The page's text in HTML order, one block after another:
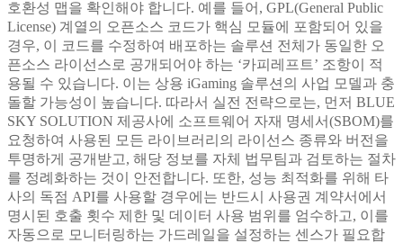
호환성 맵을 확인해야 합니다. 예를 들어, GPL(General Public
License) 계열의 오픈소스 코드가 핵심 모듈에 포함되어 있을
경우, 이 코드를 수정하여 배포하는 솔루션 전체가 동일한 오
픈소스 라이선스로 공개되어야 하는 ‘카피레프트’ 조항이 적
용될 수 있습니다. 이는 상용 iGaming 솔루션의 사업 모델과 충
돌할 가능성이 높습니다. 따라서 실전 전략으로는, 먼저 BLUE
SKY SOLUTION 제공사에 소프트웨어 자재 명세서(SBOM)를
요청하여 사용된 모든 라이브러리의 라이선스 종류와 버전을
투명하게 공개받고, 해당 정보를 자체 법무팀과 검토하는 절차
를 정례화하는 것이 안전합니다. 또한, 성능 최적화를 위해 타
사의 독점 API를 사용할 경우에는 반드시 사용권 계약서에서
명시된 호출 횟수 제한 및 데이터 사용 범위를 엄수하고, 이를
자동으로 모니터링하는 가드레일을 설정하는 센스가 필요합